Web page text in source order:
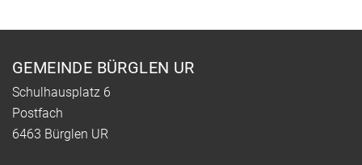
Fusszeile
GEMEINDE BÜRGLEN UR
Schulhausplatz 6
Postfach
6463 Bürglen UR